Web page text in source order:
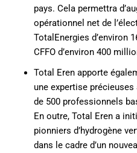
pays. Cela permettra
opérationnel net de
TotalEnergies d’environ
CFFO d’environ 400
Total Eren apporte
une expertise
de 500 professionnels
En outre, Total Eren a
pionniers d’hydrogène
dans le cadre d’un